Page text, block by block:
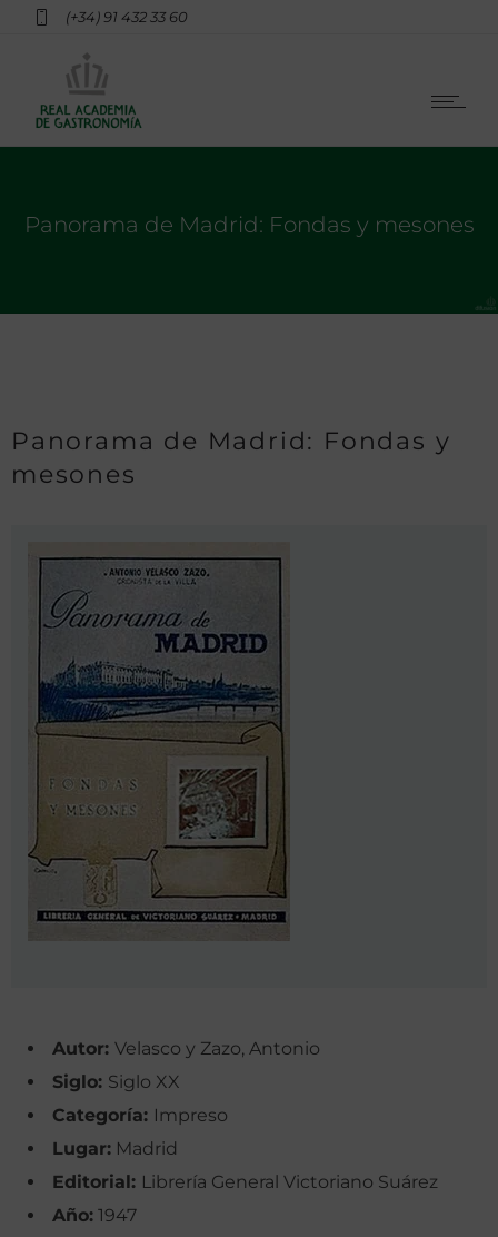
(+34) 91 432 33 60
Panorama de Madrid: Fondas y mesones
Panorama de Madrid: Fondas y
mesones
Autor: Velasco y Zazo, Antonio
Siglo: Siglo XX
Categoría: Impreso
Lugar: Madrid
Editorial: Librería General Victoriano Suárez
Año: 1947